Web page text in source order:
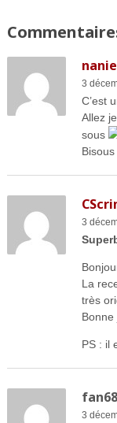
nanie
3
C’est
Allez
sous
Bisous
3
La
très
Bonne
PS : il
fan68
3